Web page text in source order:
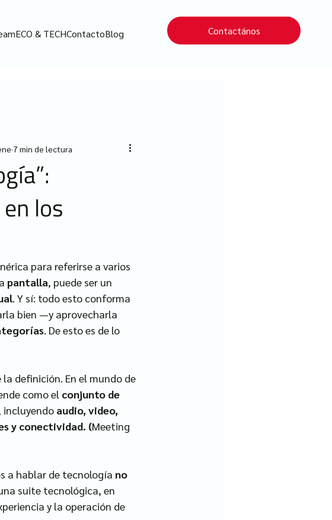
ECO & TECHContactoBlog Contactános
los
7 min de lectura
para referirse a varios
pantalla, puede ser un
. Y sí: todo esto conforma
bien —y aprovecharla
. De esto es de lo
definición. En el mundo de
como el conjunto de
incluyendo audio, video,
y conectividad. (Meeting
a hablar de tecnología no
suite tecnológica, en
y la operación de